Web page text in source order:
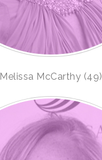
Melissa McCarthy (49)